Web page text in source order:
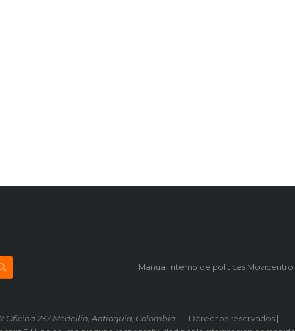
Manual interno de políticas Movicentro
Oficina 237 Medellín, Antioquia, Colombia
Derechos reservados |